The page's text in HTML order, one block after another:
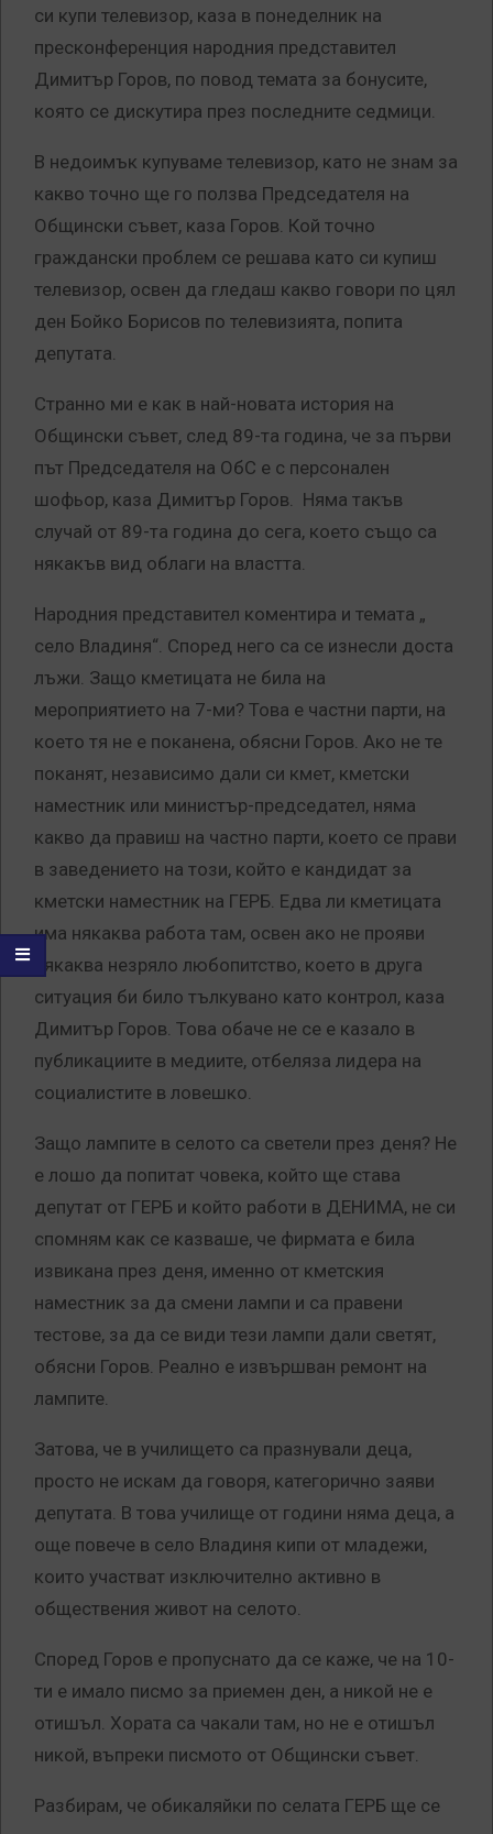
си купи телевизор, каза в понеделник на
пресконференция народния представител
Димитър Горов, по повод темата за бонусите,
която се дискутира през последните седмици.
В недоимък купуваме телевизор, като не знам за
какво точно ще го ползва Председателя на
Общински съвет, каза Горов. Кой точно
граждански проблем се решава като си купиш
телевизор, освен да гледаш какво говори по цял
ден Бойко Борисов по телевизията, попита
депутата.
Странно ми е как в най-новата история на
Общински съвет, след 89-та година, че за първи
път Председателя на ОбС е с персонален
шофьор, каза Димитър Горов. Няма такъв
случай от 89-та година до сега, което също са
някакъв вид облаги на властта.
Народния представител коментира и темата „
село Владиня“. Според него са се изнесли доста
лъжи. Защо кметицата не била на
мероприятието на 7-ми? Това е частни парти, на
което тя не е поканена, обясни Горов. Ако не те
поканят, независимо дали си кмет, кметски
наместник или министър-председател, няма
какво да правиш на частно парти, което се прави
в заведението на този, който е кандидат за
кметски наместник на ГЕРБ. Едва ли кметицата
има някаква работа там, освен ако не прояви
някаква незряло любопитство, което в друга
ситуация би било тълкувано като контрол, каза
Димитър Горов. Това обаче не се е казало в
публикациите в медиите, отбеляза лидера на
социалистите в ловешко.
Защо лампите в селото са светели през деня? Не
е лошо да попитат човека, който ще става
депутат от ГЕРБ и който работи в ДЕНИМА, не си
спомням как се казваше, че фирмата е била
извикана през деня, именно от кметския
наместник за да смени лампи и са правени
тестове, за да се види тези лампи дали светят,
обясни Горов. Реално е извършван ремонт на
лампите.
Затова, че в училището са празнували деца,
просто не искам да говоря, категорично заяви
депутата. В това училище от години няма деца, а
още повече в село Владиня кипи от младежи,
които участват изключително активно в
обществения живот на селото.
Според Горов е пропуснато да се каже, че на 10-
ти е имало писмо за приемен ден, а никой не е
отишъл. Хората са чакали там, но не е отишъл
никой, въпреки писмото от Общински съвет.
Разбирам, че обикаляйки по селата ГЕРБ ще се